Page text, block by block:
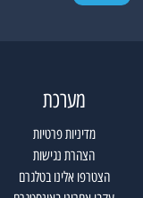
מערכת
מדיניות פרטיות
הצהרת נגישות
הצטרפו אלינו בטלגרם